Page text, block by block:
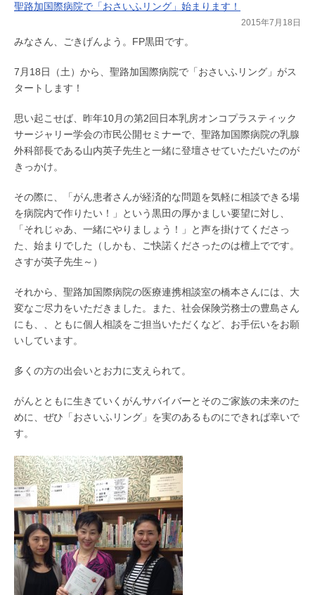
聖路加国際病院で「おさいふリング」始まります！
2015年7月18日
みなさん、ごきげんよう。FP黒田です。
7月18日（土）から、聖路加国際病院で「おさいふリング」がス
タートします！
思い起こせば、昨年10月の第2回日本乳房オンコプラスティック
サージャリー学会の市民公開セミナーで、聖路加国際病院の乳腺
外科部長である山内英子先生と一緒に登壇させていただいたのが
きっかけ。
その際に、「がん患者さんが経済的な問題を気軽に相談できる場
を病院内で作りたい！」という黒田の厚かましい要望に対し、
「それじゃあ、一緒にやりましょう！」と声を掛けてくださっ
た、始まりでした（しかも、ご快諾くださったのは檀上でです。
さすが英子先生～）
それから、聖路加国際病院の医療連携相談室の橋本さんには、大
変なご尽力をいただきました。また、社会保険労務士の豊島さん
にも、、ともに個人相談をご担当いただくなど、お手伝いをお願
いしています。
多くの方の出会いとお力に支えられて。
がんとともに生きていくがんサバイバーとそのご家族の未来のた
めに、ぜひ「おさいふリング」を実のあるものにできれば幸いで
す。